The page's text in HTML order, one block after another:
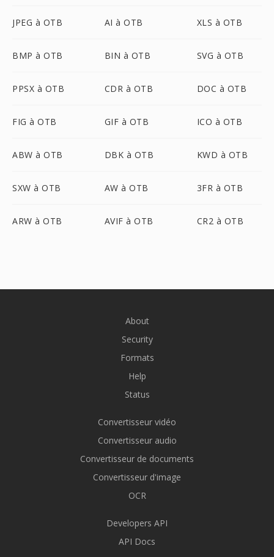
JPEG à OTB AI à OTB XLS à OTB
BMP à OTB BIN à OTB SVG à OTB
PPSX à OTB CDR à OTB DOC à OTB
FIG à OTB GIF à OTB ICO à OTB
ABW à OTB DBK à OTB KWD à OTB
SXW à OTB AW à OTB 3FR à OTB
ARW à OTB AVIF à OTB CR2 à OTB
About
Security
Formats
Help
Status
Convertisseur vidéo
Convertisseur audio
Convertisseur de documents
Convertisseur d'image
OCR
Developers API
API Docs